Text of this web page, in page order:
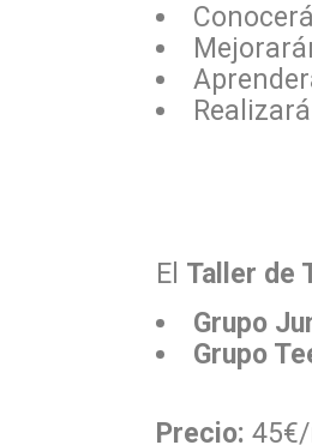
El Taller de
Grupo
Grupo
Precio: